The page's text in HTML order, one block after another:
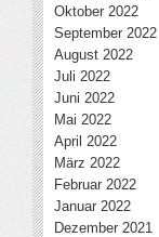
Oktober 2022
September 2022
August 2022
Juli 2022
Juni 2022
Mai 2022
April 2022
März 2022
Februar 2022
Januar 2022
Dezember 2021